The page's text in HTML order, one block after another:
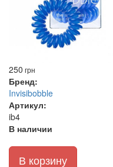
250 грн
Бренд:
Invisibobble
Артикул:
ib4
В наличии
В корзину